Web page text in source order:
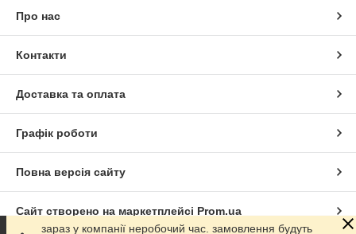
Про нас
Контакти
Доставка та оплата
Графік роботи
Повна версія сайту
Сайт створено на маркетплейсі Prom.ua
зараз у компанії неробочий час. замовлення будуть